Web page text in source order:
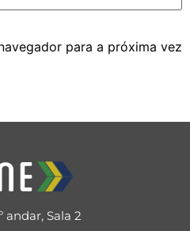
para a próxima vez
andar, Sala 2